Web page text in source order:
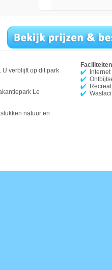
verblijft op dit park
Le
natuur en
Faciliteiten
Internet